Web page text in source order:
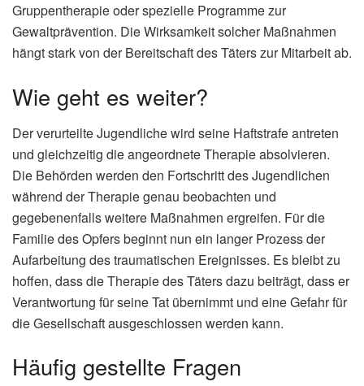
Gruppentherapie oder spezielle Programme zur
Gewaltprävention. Die Wirksamkeit solcher Maßnahmen
hängt stark von der Bereitschaft des Täters zur Mitarbeit ab.
Wie geht es weiter?
Der verurteilte Jugendliche wird seine Haftstrafe antreten
und gleichzeitig die angeordnete Therapie absolvieren.
Die Behörden werden den Fortschritt des Jugendlichen
während der Therapie genau beobachten und
gegebenenfalls weitere Maßnahmen ergreifen. Für die
Familie des Opfers beginnt nun ein langer Prozess der
Aufarbeitung des traumatischen Ereignisses. Es bleibt zu
hoffen, dass die Therapie des Täters dazu beiträgt, dass er
Verantwortung für seine Tat übernimmt und eine Gefahr für
die Gesellschaft ausgeschlossen werden kann.
Häufig gestellte Fragen